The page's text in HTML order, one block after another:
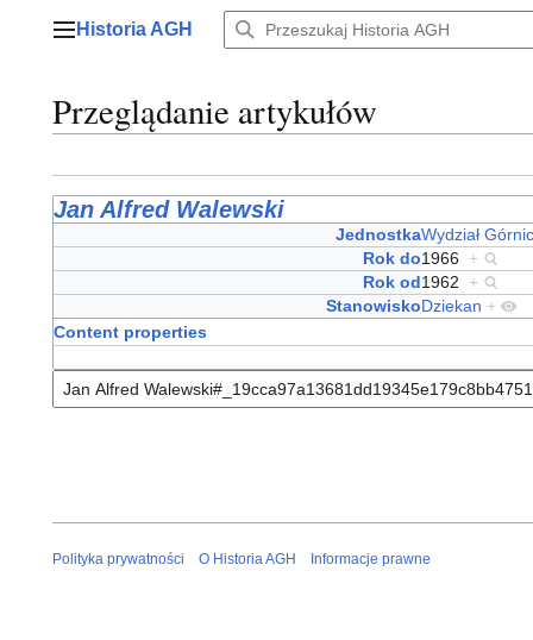
Menu główne
Historia AGH
Przeglądanie artykułów
Jan Alfred Walewski
JednostkaWydział
Rok do1966
+
Rok od1962
+
StanowiskoDziekan +
Content properties
Polityka prywatności O Historia AGH Informacje prawne